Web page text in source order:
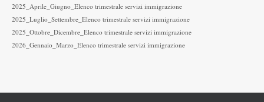
2025_Aprile_Giugno_Elenco trimestrale servizi immigrazione
2025_Luglio_Settembre_Elenco trimestrale servizi immigrazione
2025_Ottobre_Dicembre_Elenco trimestrale servizi immigrazione
2026_Gennaio_Marzo_Elenco trimestrale servizi immigrazione